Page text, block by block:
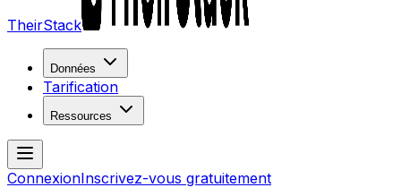
TheirStack
Données
Tarification
Ressources
ConnexionInscrivez-vous gratuitement